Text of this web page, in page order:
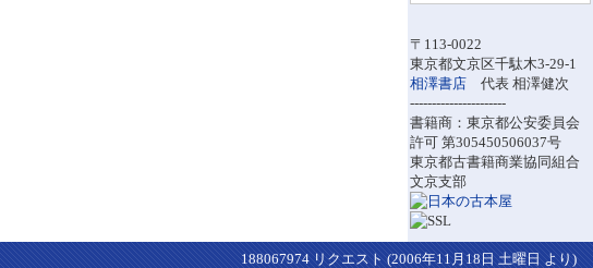
〒113-0022
東京都文京区千駄木3-29-1
相澤書店 代表 相澤健次
----------------------
書籍商：東京都公安委員会
許可 第305450506037号
東京都古書籍商業協同組合
文京支部
188067974 リクエスト (2006年11月18日 土曜日 より)